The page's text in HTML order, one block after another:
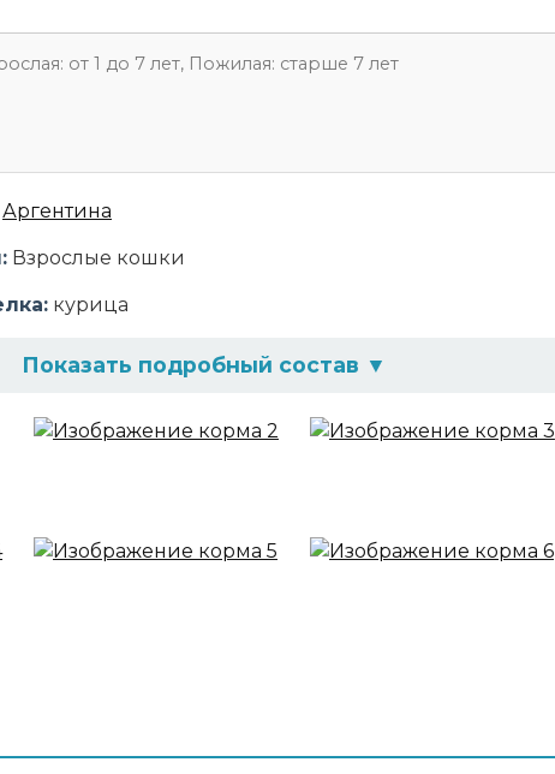
от 1 до 7 лет, Пожилая: старше 7 лет
Аргентина
Взрослые кошки
курица
Показать подробный состав ▼
оболочка дрожжей, таурин, BHA, BHT, TBHQ,
3%, зола 6%, влажность 10%, кальций 0,5-0,8%,